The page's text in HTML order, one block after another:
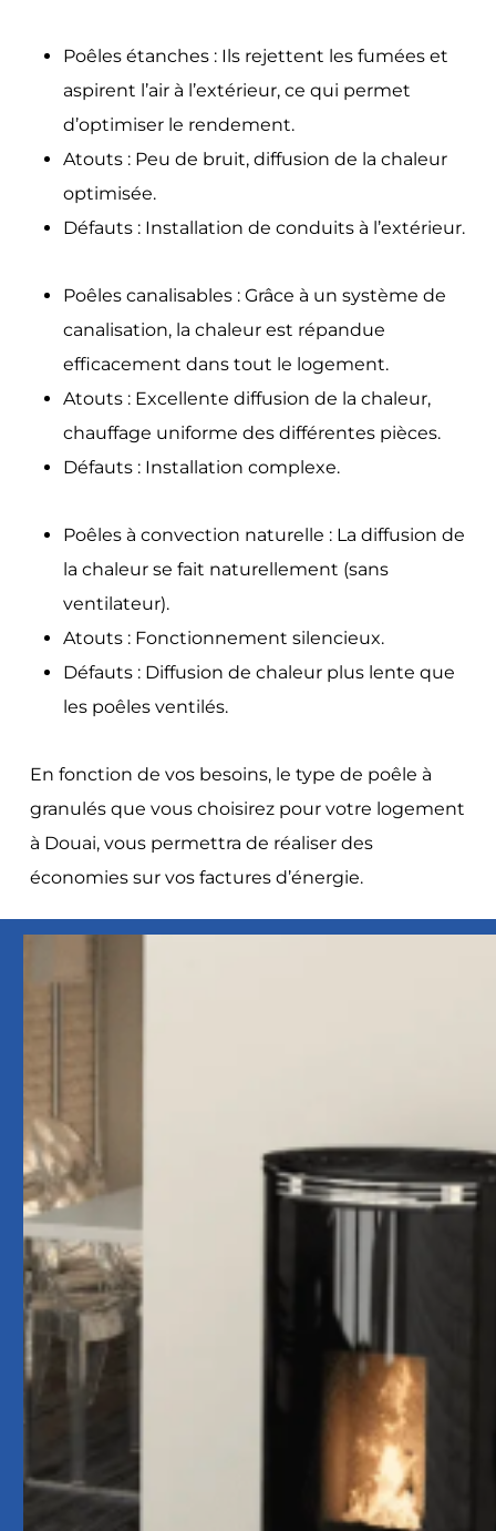
Poêles étanches : Ils rejettent les fumées et
aspirent l’air à l’extérieur, ce qui permet
d’optimiser le rendement.
Atouts : Peu de bruit, diffusion de la chaleur
optimisée.
Défauts : Installation de conduits à l’extérieur.
Poêles canalisables : Grâce à un système de
canalisation, la chaleur est répandue
efficacement dans tout le logement.
Atouts : Excellente diffusion de la chaleur,
chauffage uniforme des différentes pièces.
Défauts : Installation complexe.
Poêles à convection naturelle : La diffusion de
la chaleur se fait naturellement (sans
ventilateur).
Atouts : Fonctionnement silencieux.
Défauts : Diffusion de chaleur plus lente que
les poêles ventilés.
En fonction de vos besoins, le type de poêle à
granulés que vous choisirez pour votre logement
à Douai, vous permettra de réaliser des
économies sur vos factures d’énergie.